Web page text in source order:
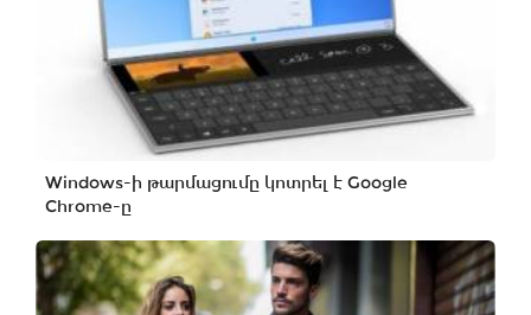
Windows-ի թարմացումը կոտրել է Google
Chrome-ը